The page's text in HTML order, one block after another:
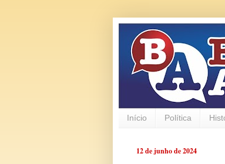
Início Política
12 de junho de 2024